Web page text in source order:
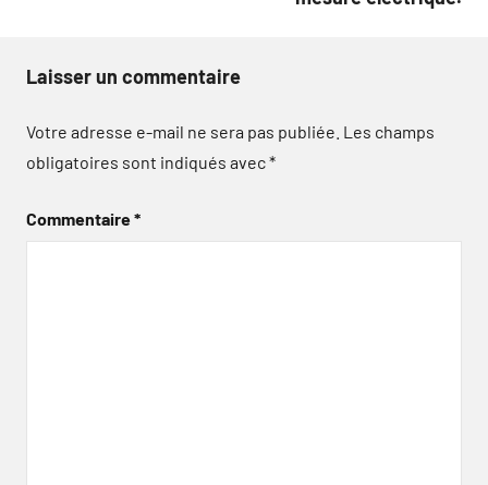
Laisser un commentaire
Votre adresse e-mail ne sera pas publiée. Les champs
obligatoires sont indiqués avec*
Commentaire*